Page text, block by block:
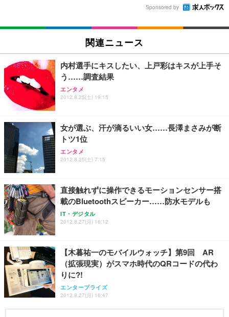
Sponsored by
関連ニュース
内村選手にキスしたい、上戸彩はキスが上手そ
う……調査結果
エンタメ
2012.8.25(土) 19:15
女が選ぶ、汗が滴るいい女……長澤まさみが断
トツ1位
エンタメ
2012.8.25(土) 7:15
直接触れずに操作できるモーションセンサー搭
載のBluetoothスピーカー……防水モデルも
IT・デジタル
2012.8.27(月) 16:12
【木暮祐一のモバイルウォッチ】第9回 AR
（拡張現実）がスマホ時代のQRコードの代わ
りに?!
エンタープライズ
2012.8.27(月) 16:47